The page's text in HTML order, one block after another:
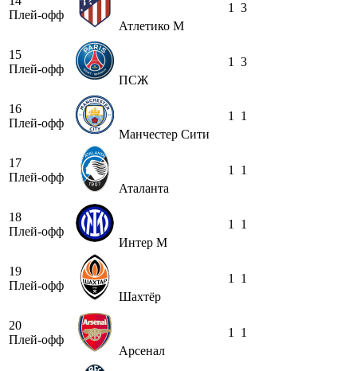
Плей-офф
Атлетико М
1 3
15
Плей-офф
ПСЖ
1 3
16
Плей-офф
Манчестер Сити
1 1
17
Плей-офф
Аталанта
1 1
18
Плей-офф
Интер М
1 1
19
Плей-офф
Шахтёр
1 1
20
Плей-офф
Арсенал
1 1